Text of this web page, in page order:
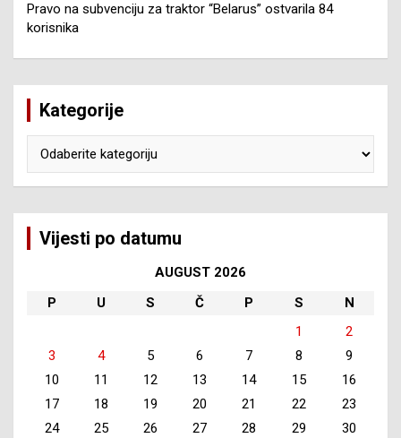
Pravo na subvenciju za traktor “Belarus” ostvarila 84
korisnika
Kategorije
Vijesti po datumu
AUGUST 2026
P
U S Č P S
N
1
2
3
4 5 6 7 8
9
10
11 12 13 14 15
16
17
18 19 20 21 22
23
24
25 26 27 28 29
30